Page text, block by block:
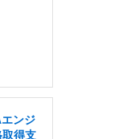
ンジ
得支